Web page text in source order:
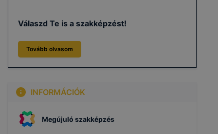
Válaszd Te is a szakképzést!
Tovább olvasom
INFORMÁCIÓK
Megújuló szakképzés